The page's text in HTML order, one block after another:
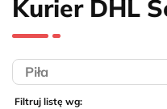
Kurier DHL
Filtruj listę wg: